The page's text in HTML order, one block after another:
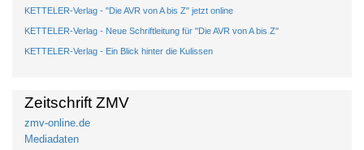
KETTELER-Verlag - "Die AVR von A bis Z" jetzt online
KETTELER-Verlag - Neue Schriftleitung für "Die AVR von A bis Z"
KETTELER-Verlag - Ein Blick hinter die Kulissen
Zeitschrift ZMV
zmv-online.de
Mediadaten